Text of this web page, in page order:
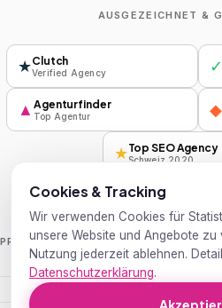
AUSGEZEICHNET &
★Clutch
Verified Agency ✓
▲ Agenturfinder
Top Agentur ◆
★Top SEO Agency
Schweiz 2020
PRESSEHandelsblatt
Cookies & Tracking
Wir verwenden Cookies für
unsere Website und Angebote zu
Nutzung jederzeit ablehnen.
Datenschutzerklärung.